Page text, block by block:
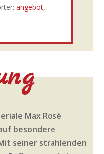
angebot,
Max Rosé
besondere
seiner strahlenden